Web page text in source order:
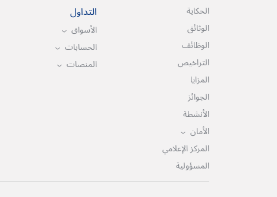
الحكاية
الوثائق
الوظائف
التراخيص
المزايا
الجوائز
الأنشطة
الأمان
المركز الإعلامي
المسؤولية
التداول
الأسواق
الحسابات
المنصات